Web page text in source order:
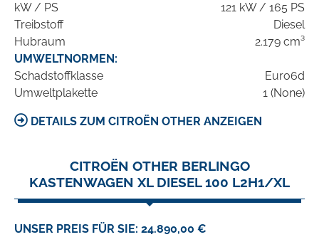
kW / PS
121 kW / 165 PS
Treibstoff
Diesel
Hubraum
2.179 cm³
UMWELTNORMEN:
Schadstoffklasse
Euro6d
Umweltplakette
1 (None)
DETAILS ZUM CITROËN OTHER ANZEIGEN
CITROËN OTHER BERLINGO
KASTENWAGEN XL DIESEL 100 L2H1/XL
UNSER PREIS FÜR SIE: 24.890,00 €